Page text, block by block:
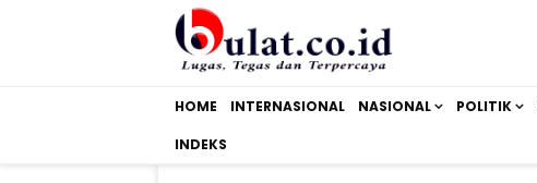
HOME INTERNASIONAL NASIONAL POLITIK
INDEKS